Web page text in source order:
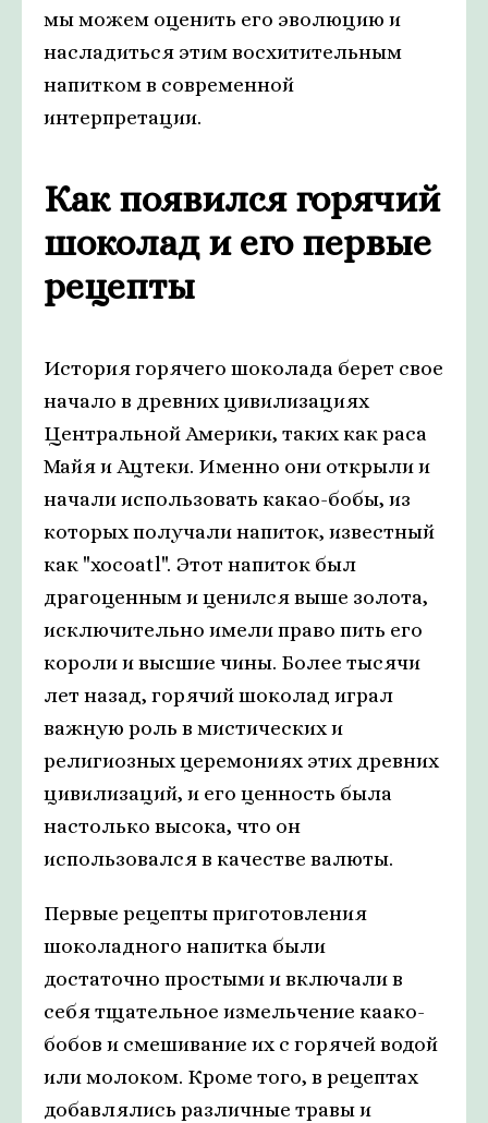
мы можем оценить его эволюцию и
насладиться этим восхитительным
напитком в современной
интерпретации.
Как появился горячий
шоколад и его первые
рецепты
История горячего шоколада берет свое
начало в древних цивилизациях
Центральной Америки, таких как раса
Майя и Ацтеки. Именно они открыли и
начали использовать какао-бобы, из
которых получали напиток, известный
как "xocoatl". Этот напиток был
драгоценным и ценился выше золота,
исключительно имели право пить его
короли и высшие чины. Более тысячи
лет назад, горячий шоколад играл
важную роль в мистических и
религиозных церемониях этих древних
цивилизаций, и его ценность была
настолько высока, что он
использовался в качестве валюты.
Первые рецепты приготовления
шоколадного напитка были
достаточно простыми и включали в
себя тщательное измельчение каако-
бобов и смешивание их с горячей водой
или молоком. Кроме того, в рецептах
добавлялись различные травы и